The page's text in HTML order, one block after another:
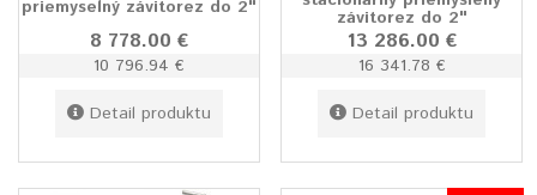
priemyselný závitorez do 2"
8 778.00 €
10 796.94 €
Detail produktu
závitorez do 2"
13 286.00 €
16 341.78 €
Detail produktu